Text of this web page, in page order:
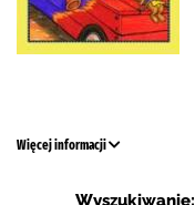
Więcej informacji
Wyszukiwanie: